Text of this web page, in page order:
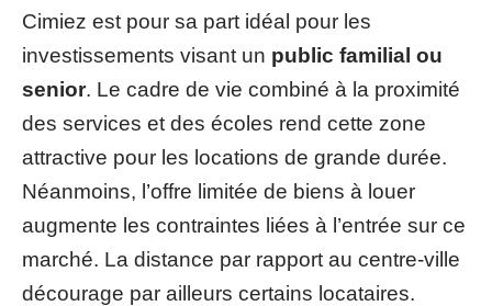
Cimiez est pour sa part idéal pour les
investissements visant un public familial ou
senior. Le cadre de vie combiné à la proximité
des services et des écoles rend cette zone
attractive pour les locations de grande durée.
Néanmoins, l’offre limitée de biens à louer
augmente les contraintes liées à l’entrée sur ce
marché. La distance par rapport au centre-ville
décourage par ailleurs certains locataires.